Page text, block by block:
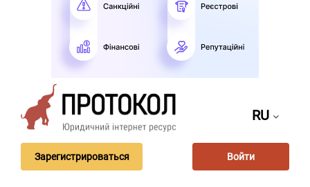
RU
Зарегистрироваться Войти